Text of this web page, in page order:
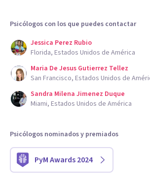
Psicólogos con los que puedes contactar
Jessica Perez Rubio
Florida, Estados Unidos de América
Maria De Jesus Gutierrez Tellez
San Francisco, Estados Unidos de
Sandra Milena Jimenez Duque
Miami, Estados Unidos de América
Psicólogos nominados y premiados
PyM Awards 2024